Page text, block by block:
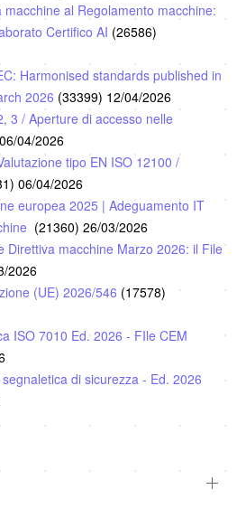
macchine al Regolamento macchine:
Certifico AI (26586)
Harmonised standards published in
2026 (33399) 12/04/2026
3 / Aperture di accesso nelle
06/04/2026
tipo EN ISO 12100 /
06/04/2026
europea 2025 | Adeguamento IT
(21360) 26/03/2026
Direttiva macchine Marzo 2026: il File
2026
(UE) 2026/546 (17578)
ISO 7010 Ed. 2026 - FIle CEM
di sicurezza - Ed. 2026